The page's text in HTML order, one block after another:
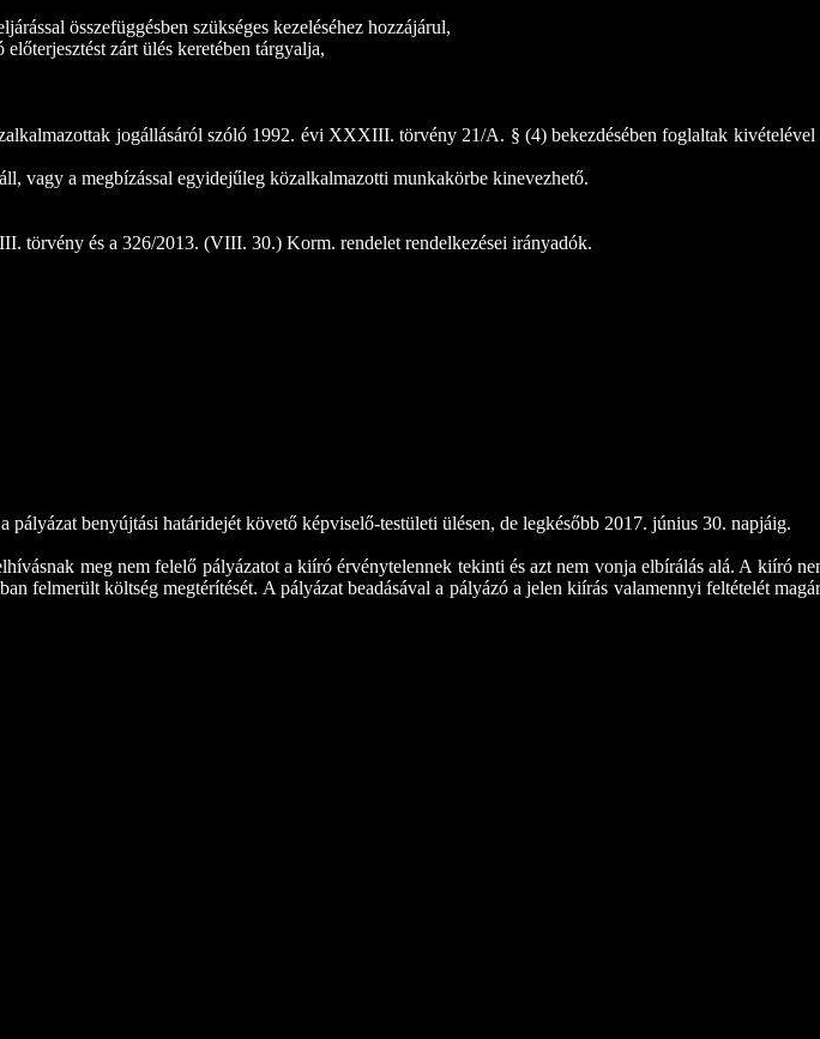
összefüggésben szükséges kezeléséhez hozzájárul,
zárt ülés keretében tárgyalja,
jogállásáról szóló 1992. évi XXXIII. törvény 21/A. § (4) bekezdésében foglaltak kivételével
vagy a megbízással egyidejűleg közalkalmazotti munkakörbe kinevezhető.
törvény és a 326/2013. (VIII. 30.) Korm. rendelet rendelkezései irányadók.
benyújtási határidejét követő képviselő-testületi ülésen, de legkésőbb 2017. június 30. napjáig.
meg nem felelő pályázatot a kiíró érvénytelennek tekinti és azt nem vonja elbírálás alá. A kiíró
felmerült költség megtérítését. A pályázat beadásával a pályázó a jelen kiírás valamennyi feltételét